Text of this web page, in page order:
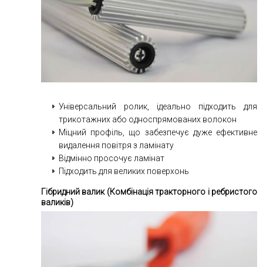
Універсальний ролик, ідеально підходить для
трикотажних або односпрямованих волокон
Міцний профіль, що забезпечує дуже ефективне
видалення повітря з ламінату
Відмінно просочує ламінат
Підходить для великих поверхонь
Гібридний валик (Комбінація тракторного і ребристого
валиків)